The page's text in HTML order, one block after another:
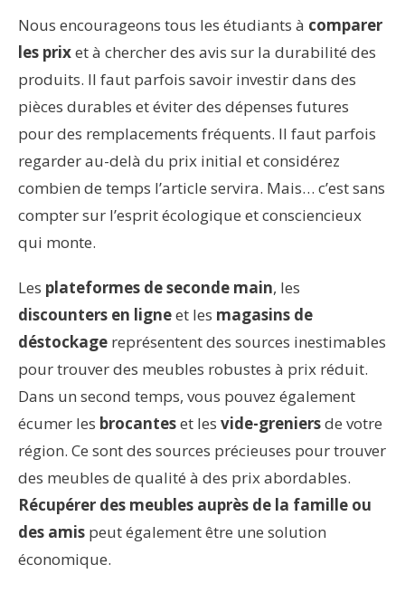
Nous encourageons tous les étudiants à comparer
les prixet à chercher des avis sur la durabilité des
produits. Il faut parfois savoir investir dans des
pièces durables et éviter des dépenses futures
pour des remplacements fréquents. Il faut parfois
regarder au-delà du prix initial et considérez
combien de temps l’article servira. Mais… c’est sans
compter sur l’esprit écologique et consciencieux
qui monte.
Les plateformes de seconde main, les
discounters en ligneet les magasins de
déstockage représentent des sources inestimables
pour trouver des meubles robustes à prix réduit.
Dans un second temps, vous pouvez également
écumer les brocanteset les vide-greniersde votre
région. Ce sont des sources précieuses pour trouver
des meubles de qualité à des prix abordables.
Récupérer des meubles auprès de la famille ou
des amis peut également être une solution
économique.